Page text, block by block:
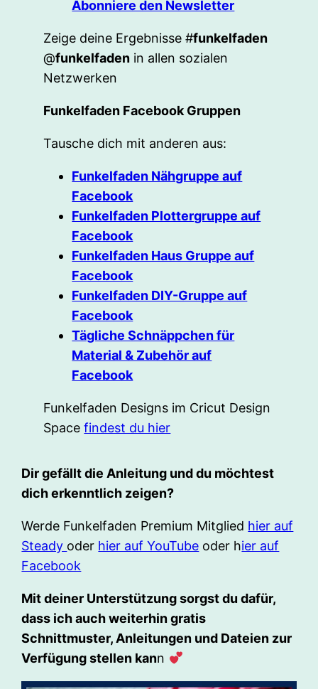
Abonniere den Newsletter
Zeige deine Ergebnisse #funkelfaden
@funkelfaden in allen sozialen
Netzwerken
Funkelfaden Facebook Gruppen
Tausche dich mit anderen aus:
Funkelfaden Nähgruppe auf
Facebook
Funkelfaden Plottergruppe auf
Facebook
Funkelfaden Haus Gruppe auf
Facebook
Funkelfaden DIY-Gruppe auf
Facebook
Tägliche Schnäppchen für
Material & Zubehör auf
Facebook
Funkelfaden Designs im Cricut Design
Spacefindest du hier
Dir gefällt die Anleitung und du möchtest
dich erkenntlich zeigen?
Werde Funkelfaden Premium Mitglied hier auf
Steady oder hier auf YouTube oder hier auf
Facebook
Mit deiner Unterstützung sorgst du dafür,
dass ich auch weiterhin gratis
Schnittmuster, Anleitungen und Dateien zur
Verfügung stellen kann